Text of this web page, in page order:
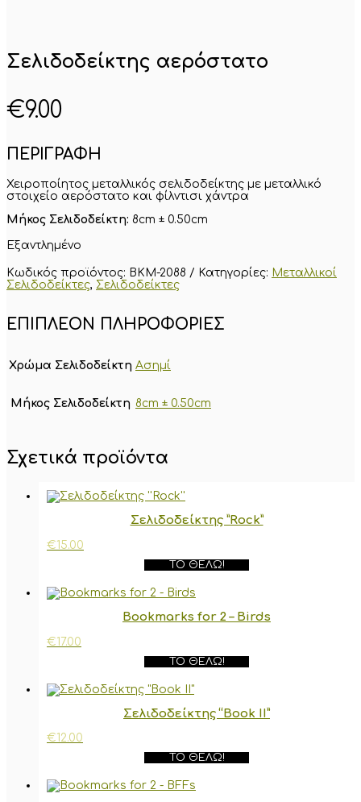
Σελιδοδείκτης αερόστατο
€9.00
ΠΕΡΙΓΡΑΦΗ
Χειροποίητος μεταλλικός σελιδοδείκτης με μεταλλικό
στοιχείο αερόστατο και φίλντισι χάντρα
Μήκος Σελιδοδείκτη: 8cm ± 0.50cm
Εξαντλημένο
Κωδικός προϊόντος: BKM-2088 Κατηγορίες: Μεταλλικοί
Σελιδοδείκτες, Σελιδοδείκτες
ΕΠΙΠΛΈΟΝ ΠΛΗΡΟΦΟΡΊΕΣ
Χρώμα Σελιδοδείκτη Ασημί
Μήκος Σελιδοδείκτη 8cm ± 0.50cm
Σχετικά προϊόντα
Σελιδοδείκτης ”Rock”
€15.00
ΤΟ ΘΈΛΩ!
Bookmarks for 2 – Birds
€17.00
ΤΟ ΘΈΛΩ!
Σελιδοδείκτης “Book II”
€12.00
ΤΟ ΘΈΛΩ!